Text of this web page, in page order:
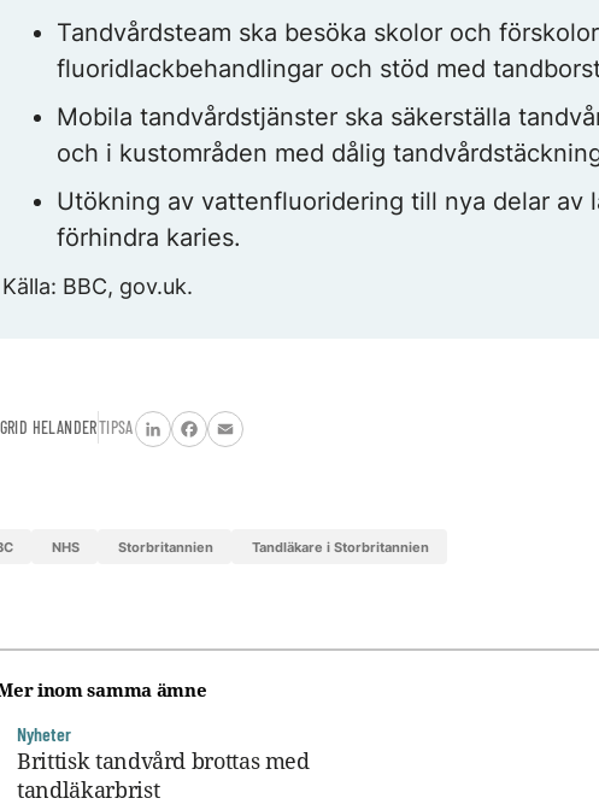
Tandvårdsteam ska besöka skolor och
fluoridlackbehandlingar och stöd med
Mobila tandvårdstjänster ska säkerställa
och i kustområden med dålig
Utökning av vattenfluoridering till nya delar av
förhindra karies.
Källa: BBC, gov.uk.
HELANDERTIPSA
LinkedInFacebook
Email
NHS Storbritannien tandläkare i Storbritannien
inom samma ämne
Nyheter
Brittisk tandvård brottas med
tandläkarbrist